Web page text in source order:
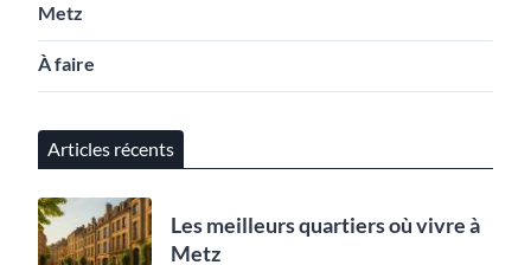
Metz
À faire
Articles récents
Les meilleurs quartiers où vivre à
Metz